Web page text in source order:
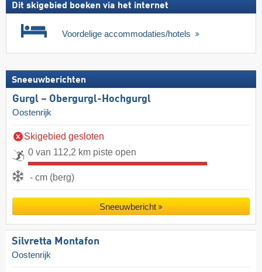
Dit skigebied boeken via het internet
Voordelige accommodaties/hotels
Sneeuwberichten
Gurgl – Obergurgl-Hochgurgl
Oostenrijk
Skigebied gesloten
0 van 112,2 km piste open
- cm (berg)
Sneeuwbericht
Silvretta Montafon
Oostenrijk